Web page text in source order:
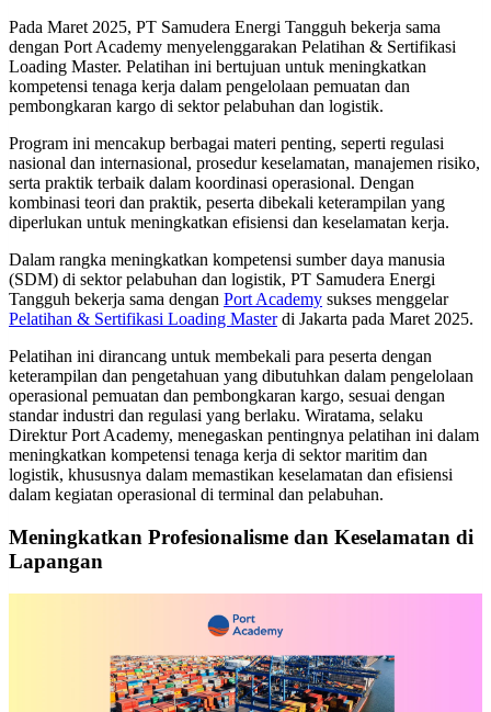
Pada Maret 2025, PT Samudera Energi Tangguh bekerja sama
dengan Port Academy menyelenggarakan Pelatihan & Sertifikasi
Loading Master. Pelatihan ini bertujuan untuk meningkatkan
kompetensi tenaga kerja dalam pengelolaan pemuatan dan
pembongkaran kargo di sektor pelabuhan dan logistik.
Program ini mencakup berbagai materi penting, seperti regulasi
nasional dan internasional, prosedur keselamatan, manajemen risiko,
serta praktik terbaik dalam koordinasi operasional. Dengan
kombinasi teori dan praktik, peserta dibekali keterampilan yang
diperlukan untuk meningkatkan efisiensi dan keselamatan kerja.
Dalam rangka meningkatkan kompetensi sumber daya manusia
(SDM) di sektor pelabuhan dan logistik, PT Samudera Energi
Tangguh bekerja sama dengan Port Academy sukses menggelar
Pelatihan & Sertifikasi Loading Masterdi Jakarta pada Maret 2025.
Pelatihan ini dirancang untuk membekali para peserta dengan
keterampilan dan pengetahuan yang dibutuhkan dalam pengelolaan
operasional pemuatan dan pembongkaran kargo, sesuai dengan
standar industri dan regulasi yang berlaku. Wiratama, selaku
Direktur Port Academy, menegaskan pentingnya pelatihan ini dalam
meningkatkan kompetensi tenaga kerja di sektor maritim dan
logistik, khususnya dalam memastikan keselamatan dan efisiensi
dalam kegiatan operasional di terminal dan pelabuhan.
Meningkatkan Profesionalisme dan Keselamatan di
Lapangan